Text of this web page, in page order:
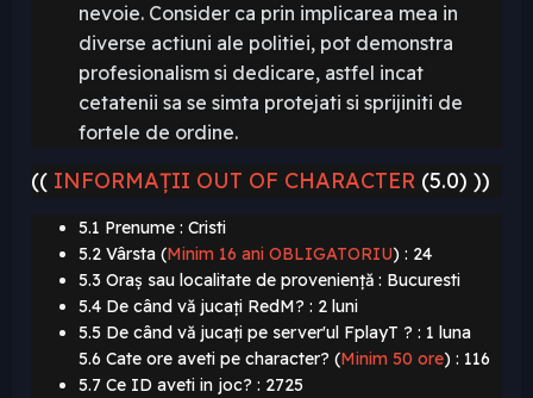
nevoie. Consider ca prin implicarea mea in
diverse actiuni ale politiei, pot demonstra
profesionalism si dedicare, astfel incat
cetatenii sa se simta protejati si sprijiniti de
fortele de ordine.
(( INFORMAȚII OUT OF CHARACTER (5.0) ))
5.1 Prenume : Cristi
5.2 Vârsta (Minim 16 ani OBLIGATORIU) : 24
5.3 Oraș sau localitate de proveniență : Bucuresti
5.4 De când vă jucați RedM? : 2 luni
5.5 De când vă jucați pe server'ul FplayT ? : 1 luna
5.6 Cate ore aveti pe character? (Minim 50 ore) : 116
5.7 Ce ID aveti in joc? : 2725